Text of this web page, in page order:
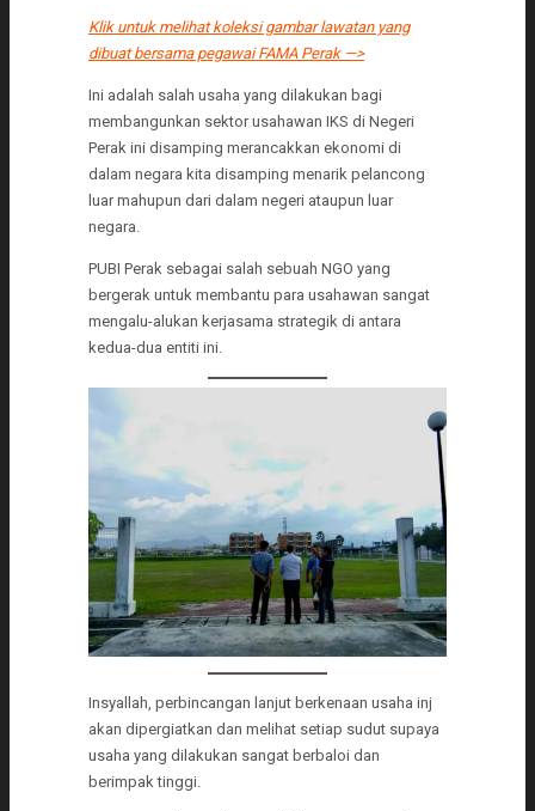
Klik untuk melihat koleksi gambar lawatan yang
dibuat bersama pegawai FAMA Perak —>
Ini adalah salah usaha yang dilakukan bagi
membangunkan sektor usahawan IKS di Negeri
Perak ini disamping merancakkan ekonomi di
dalam negara kita disamping menarik pelancong
luar mahupun dari dalam negeri ataupun luar
negara.
PUBI Perak sebagai salah sebuah NGO yang
bergerak untuk membantu para usahawan sangat
mengalu-alukan kerjasama strategik di antara
kedua-dua entiti ini.
Insyallah, perbincangan lanjut berkenaan usaha inj
akan dipergiatkan dan melihat setiap sudut supaya
usaha yang dilakukan sangat berbaloi dan
berimpak tinggi.